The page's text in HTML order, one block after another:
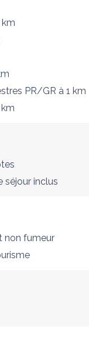
PR/GR à 1 km
séjour inclus
non fumeur